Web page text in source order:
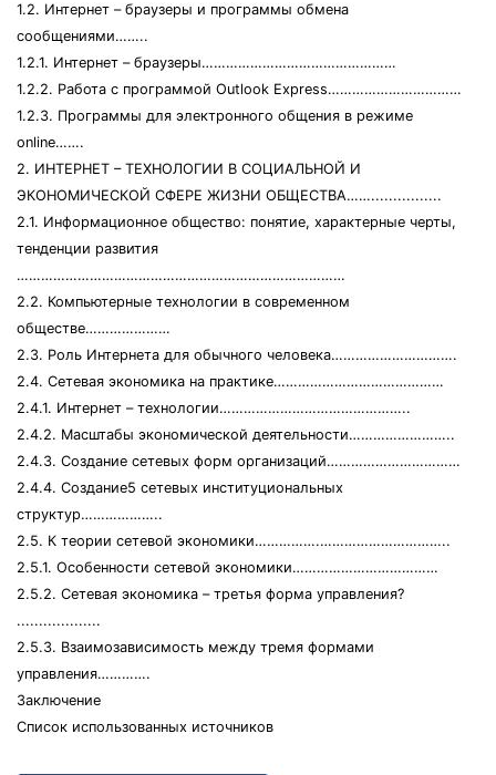
1.2. Интернет – браузеры и программы обмена
сообщениями……..
1.2.1. Интернет – браузеры…………………………………………
1.2.2. Работа с программой Outlook Express……………………………
1.2.3. Программы для электронного общения в режиме
online…….
2. ИНТЕРНЕТ – ТЕХНОЛОГИИ В СОЦИАЛЬНОЙ И
ЭКОНОМИЧЕСКОЙ СФЕРЕ ЖИЗНИ ОБЩЕСТВА……................
2.1. Информационное общество: понятие, характерные черты,
тенденции развития
………………………………………………………………………
2.2. Компьютерные технологии в современном
обществе…………………
2.3. Роль Интернета для обычного человека………………………….
2.4. Сетевая экономика на практике……………………………………
2.4.1. Интернет – технологии………………………………………..
2.4.2. Масштабы экономической деятельности……………………..
2.4.3. Создание сетевых форм организаций……………………………
2.4.4. Создание5 сетевых институциональных
структур………………..
2.5. К теории сетевой экономики…………….…………………………..
2.5.1. Особенности сетевой экономики………………………………
2.5.2. Сетевая экономика – третья форма управления?
...................
2.5.3. Взаимозависимость между тремя формами
управления………….
Заключение
Список использованных источников